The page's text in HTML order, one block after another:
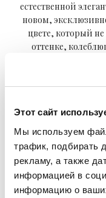
Этот сайт
Мы используем
трафик, подбирать
рекламу, а также
информацией в
информацию о
естественной
новом,
цвете, который не
оттенке,
ржавчиной,